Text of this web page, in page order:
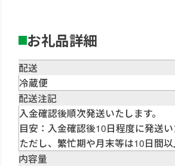
お礼品詳細
配送
冷蔵便
配送注記
入金確認後順次発送いたします。
目安：入金確認後10日程度に発送い
ただし、繁忙期や月末等は10日間
内容量